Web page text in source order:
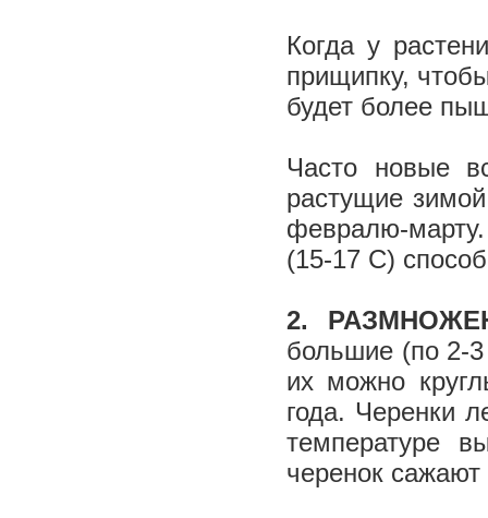
Когда у
прищипку,
будет более
Часто новые
растущие
февралю-­
(15­-17 С)
2.
большие (по 2­-
их можно
года. Черенки
температуре
черенок